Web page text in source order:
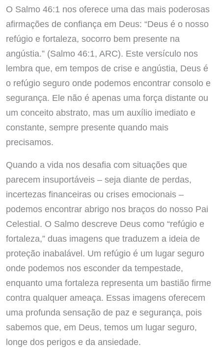
O Salmo 46:1 nos oferece uma das mais poderosas
afirmações de confiança em Deus: “Deus é o nosso
refúgio e fortaleza, socorro bem presente na
angústia.” (Salmo 46:1, ARC). Este versículo nos
lembra que, em tempos de crise e angústia, Deus é
o refúgio seguro onde podemos encontrar consolo e
segurança. Ele não é apenas uma força distante ou
um conceito abstrato, mas um auxílio imediato e
constante, sempre presente quando mais
precisamos.
Quando a vida nos desafia com situações que
parecem insuportáveis – seja diante de perdas,
incertezas financeiras ou crises emocionais –
podemos encontrar abrigo nos braços do nosso Pai
Celestial. O Salmo descreve Deus como “refúgio e
fortaleza,” duas imagens que traduzem a ideia de
proteção inabalável. Um refúgio é um lugar seguro
onde podemos nos esconder da tempestade,
enquanto uma fortaleza representa um bastião firme
contra qualquer ameaça. Essas imagens oferecem
uma profunda sensação de paz e segurança, pois
sabemos que, em Deus, temos um lugar seguro,
longe dos perigos e da ansiedade.